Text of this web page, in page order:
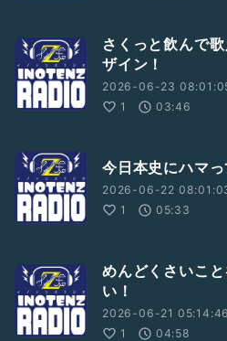
さくっと飲んで
ザイン！
2026-06-23
1
03:46
今日本史にハマっ
2026-06-22
1
05:33
めんどくさいこ
い！
2026-06-21 05:14:46
1
04:58